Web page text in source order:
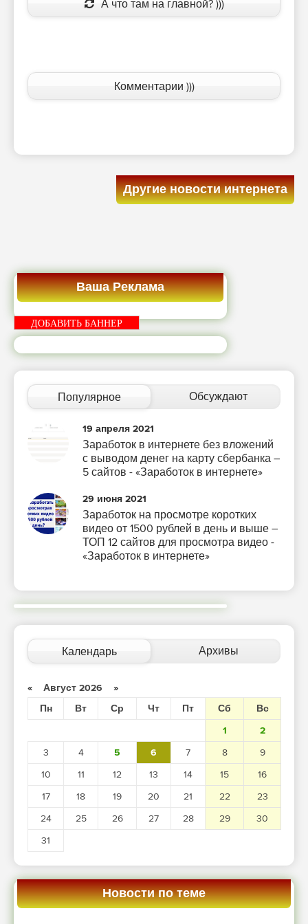
А что там на главной? )))
Комментарии )))
Другие новости интернета
Ваша Реклама
ДОБАВИТЬ БАННЕР
Популярное Обсуждают
19 апреля 2021
Заработок в интернете без вложений
с выводом денег на карту сбербанка –
5 сайтов - «Заработок в интернете»
29 июня 2021
Заработок на просмотре коротких
видео от 1500 рублей в день и выше –
ТОП 12 сайтов для просмотра видео -
«Заработок в интернете»
Календарь Архивы
« Август 2026 »
Пн
Вт Ср Чт Пт Сб
Вс
1
2
3
4 5 6 7 8
9
10
11 12 13 14 15
16
17
18 19 20 21 22
23
24
25 26 27 28 29
30
31
Новости по теме